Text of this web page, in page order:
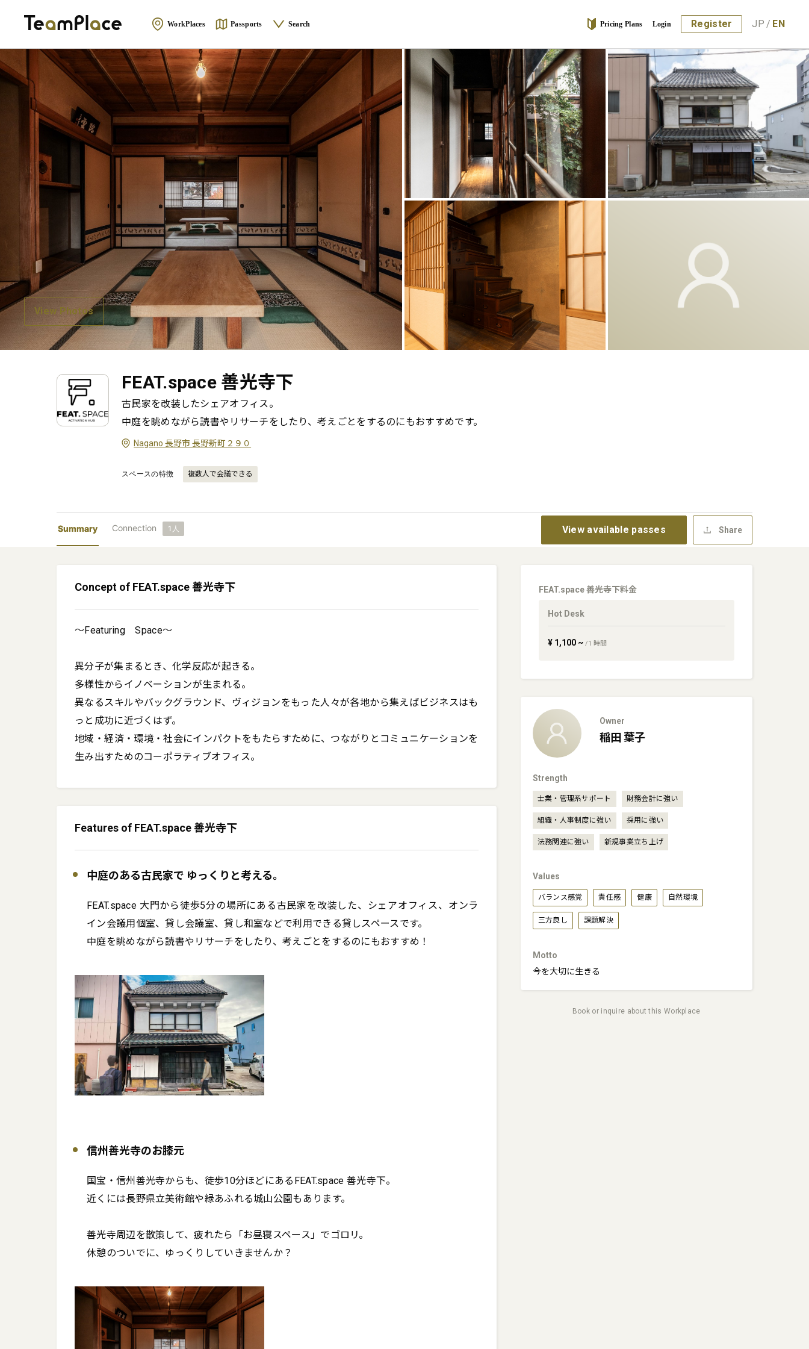
WorkPlaces Passports Search Pricing Plans Login Register JP / EN
View Photos
FEAT.space 善光寺下
古民家を改装したシェアオフィス。
中庭を眺めながら読書やリサーチをしたり、考えごとをするのにもおすすめです。
Nagano 長野市 長野新町２９０
スペースの特徴 複数人で会議できる
Summary Connection 1 人 View available passes Share
Concept of FEAT.space 善光寺下
～Featuring　Space～
異分子が集まるとき、化学反応が起きる。
多様性からイノベーションが生まれる。
異なるスキルやバックグラウンド、ヴィジョンをもった人々が各地から集えばビジネスはも
っと成功に近づくはず。
地域・経済・環境・社会にインパクトをもたらすために、つながりとコミュニケーションを
生み出すためのコーポラティブオフィス。
Features of FEAT.space 善光寺下
中庭のある古民家で ゆっくりと考える。
FEAT.space 大門から徒歩5分の場所にある古民家を改装した、シェアオフィス、オンラ
イン会議用個室、貸し会議室、貸し和室などで利用できる貸しスペースです。
中庭を眺めながら読書やリサーチをしたり、考えごとをするのにもおすすめ！
信州善光寺のお膝元
国宝・信州善光寺からも、徒歩10分ほどにあるFEAT.space 善光寺下。
近くには長野県立美術館や緑あふれる城山公園もあります。
善光寺周辺を散策して、疲れたら「お昼寝スペース」でゴロリ。
休憩のついでに、ゆっくりしていきませんか？
FEAT.space 善光寺下料金
Hot Desk
¥ 1,100~ /1 時間
Owner
稲田 葉子
Strength
士業・管理系サポート 財務会計に強い
組織・人事制度に強い 採用に強い
法務関連に強い 新規事業立ち上げ
Values
バランス感覚 責任感 健康 自然環境
三方良し 課題解決
Motto
今を大切に生きる
Book or inquire about this Workplace